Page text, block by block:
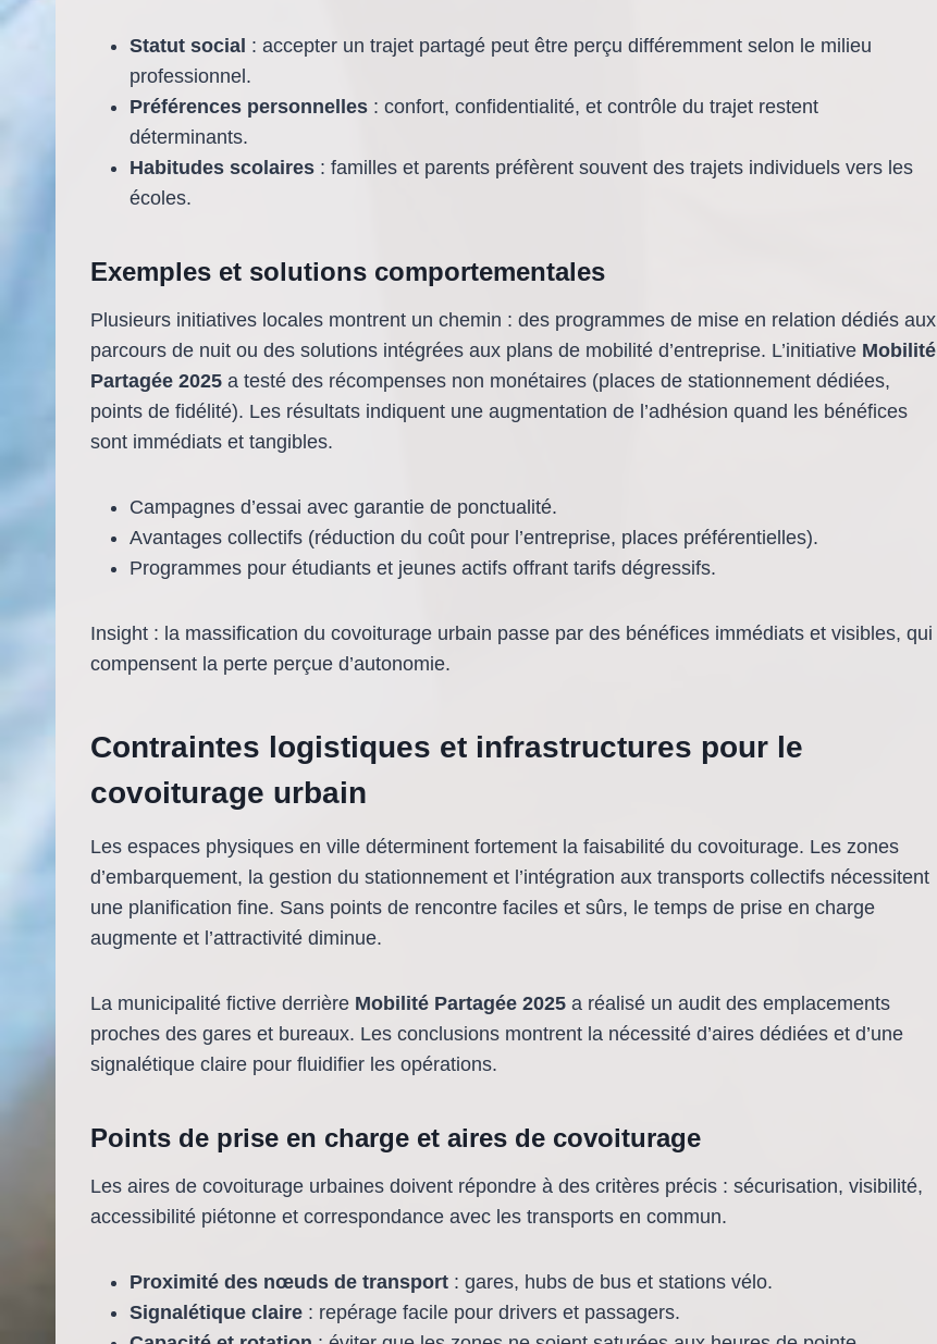
Statut social : accepter un trajet partagé peut être perçu différemment selon le milieu
professionnel.
Préférences personnelles : confort, confidentialité, et contrôle du trajet restent
déterminants.
Habitudes scolaires : familles et parents préfèrent souvent des trajets individuels vers les
écoles.
Exemples et solutions comportementales
Plusieurs initiatives locales montrent un chemin : des programmes de mise en relation dédiés aux
parcours de nuit ou des solutions intégrées aux plans de mobilité d’entreprise. L’initiative Mobilité
Partagée 2025 a testé des récompenses non monétaires (places de stationnement dédiées,
points de fidélité). Les résultats indiquent une augmentation de l’adhésion quand les bénéfices
sont immédiats et tangibles.
Campagnes d’essai avec garantie de ponctualité.
Avantages collectifs (réduction du coût pour l’entreprise, places préférentielles).
Programmes pour étudiants et jeunes actifs offrant tarifs dégressifs.
Insight : la massification du covoiturage urbain passe par des bénéfices immédiats et visibles, qui
compensent la perte perçue d’autonomie.
Contraintes logistiques et infrastructures pour le
covoiturage urbain
Les espaces physiques en ville déterminent fortement la faisabilité du covoiturage. Les zones
d’embarquement, la gestion du stationnement et l’intégration aux transports collectifs nécessitent
une planification fine. Sans points de rencontre faciles et sûrs, le temps de prise en charge
augmente et l’attractivité diminue.
La municipalité fictive derrière Mobilité Partagée 2025 a réalisé un audit des emplacements
proches des gares et bureaux. Les conclusions montrent la nécessité d’aires dédiées et d’une
signalétique claire pour fluidifier les opérations.
Points de prise en charge et aires de covoiturage
Les aires de covoiturage urbaines doivent répondre à des critères précis : sécurisation, visibilité,
accessibilité piétonne et correspondance avec les transports en commun.
Proximité des nœuds de transport : gares, hubs de bus et stations vélo.
Signalétique claire : repérage facile pour drivers et passagers.